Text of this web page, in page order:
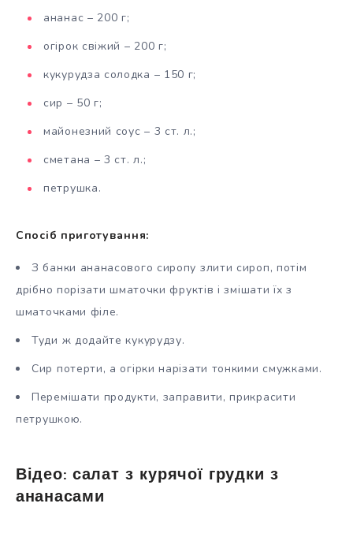
ананас – 200 г;
огірок свіжий – 200 г;
кукурудза солодка – 150 г;
сир – 50 г;
майонезний соус – 3 ст. л.;
сметана – 3 ст. л.;
петрушка.
Спосіб приготування:
З банки ананасового сиропу злити сироп, потім
дрібно порізати шматочки фруктів і змішати їх з
шматочками філе.
Туди ж додайте кукурудзу.
Сир потерти, а огірки нарізати тонкими смужками.
Перемішати продукти, заправити, прикрасити
петрушкою.
Відео: салат з курячої грудки з
ананасами